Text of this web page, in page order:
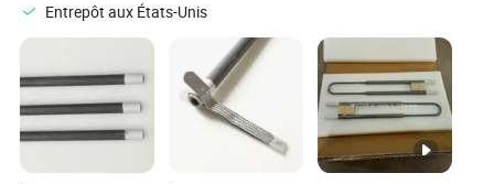
Entrepôt aux États-Unis